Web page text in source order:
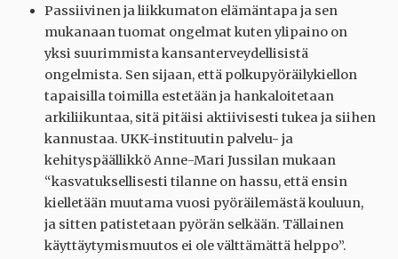
Passiivinen ja liikkumaton elämäntapa ja sen
mukanaan tuomat ongelmat kuten ylipaino on
yksi suurimmista kansanterveydellisistä
ongelmista. Sen sijaan, että polkupyöräilykiellon
tapaisilla toimilla estetään ja hankaloitetaan
arkiliikuntaa, sitä pitäisi aktiivisesti tukea ja siihen
kannustaa. UKK-instituutin palvelu- ja
kehityspäällikkö Anne-Mari Jussilan mukaan
“kasvatuksellisesti tilanne on hassu, että ensin
kielletään muutama vuosi pyöräilemästä kouluun,
ja sitten patistetaan pyörän selkään. Tällainen
käyttäytymismuutos ei ole välttämättä helppo”.